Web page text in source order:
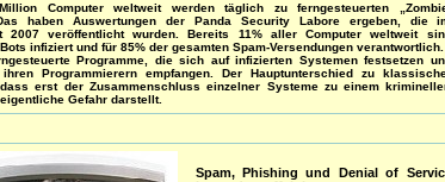
Computer weltweit werden täglich zu ferngesteuerten
haben Auswertungen der Panda Security Labore ergeben, die
2007 veröffentlicht wurden. Bereits 11% aller Computer weltweit
infiziert und für 85% der gesamten Spam-Versendungen verantwortlich.
Programme, die sich auf infizierten Systemen festsetzen
Programmierern empfangen. Der Hauptunterschied zu
erst der Zusammenschluss einzelner Systeme zu einem
Gefahr darstellt.
Spam, Phishing und Denial of